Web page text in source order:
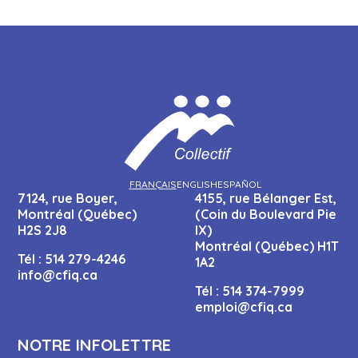
FRANÇAISENGLISHESPAÑOL
7124, rue Boyer,
Montréal (Québec)
H2S 2J8
Tél : 514 279-4246
info@cfiq.ca
4155, rue Bélanger Est,
(Coin du Boulevard Pie
IX)
Montréal (Québec) H1T
1A2
Tél : 514 374-7999
emploi@cfiq.ca
NOTRE INFOLETTRE